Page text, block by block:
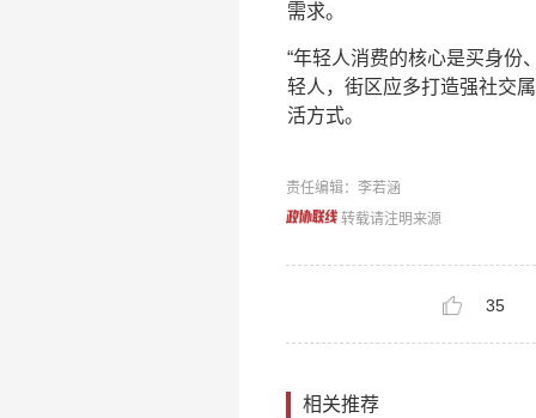
需求。
“年轻人消费的核心是买身份
轻人，街区应多打造强社交
活方式。
责任编辑：李若涵
转载请注明来源
35
相关推荐